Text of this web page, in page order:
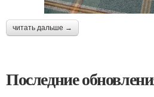
читать дальше →
Последние